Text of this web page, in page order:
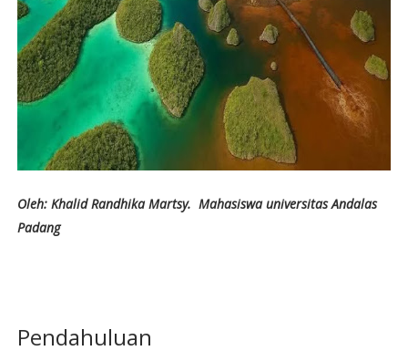
Oleh: Khalid Randhika Martsy. Mahasiswa universitas Andalas
Padang
Pendahuluan